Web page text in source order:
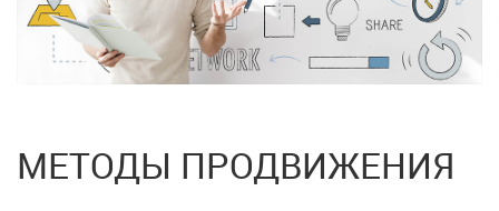
МЕТОДЫ ПРОДВИЖЕНИЯ